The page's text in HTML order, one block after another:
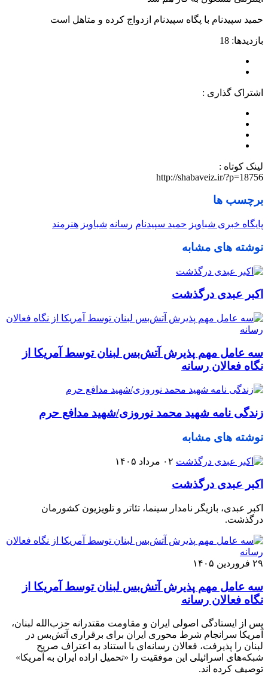
حمید سپیدنام با پگاه سپیدنام ازدواج کرده و متاهل است
بازدیدها: 18
اشتراک گذاری :
لینک کوتاه :
http://shabaveiz.ir/?p=18756
برچسب ها
پایگاه خبری شباویز حمید سپیدنام رسانه شباویز هنرمند
نوشته های مشابه
اکبر عبدی درگذشت
سه عامل مهم پذیرش آتش‌بس لبنان توسط آمریکا از
نگاه فعالان رسانه
زندگی نامه شهید محمد نوروزی/شهید مدافع حرم
نوشته های مشابه
۰۲ مرداد ۱۴۰۵
اکبر عبدی درگذشت
اکبر عبدی، بازیگر نامدار سینما، تئاتر و تلویزیون کشورمان
درگذشت.
۲۹ فروردین ۱۴۰۵
سه عامل مهم پذیرش آتش‌بس لبنان توسط آمریکا از
نگاه فعالان رسانه
پس از ایستادگی اصولی ایران و مقاومت مقتدرانه حزب‌الله لبنان،
آمریکا سرانجام شرط محوری ایران برای برقراری آتش‌بس در
لبنان را پذیرفت، فعالان رسانه‌ای با استناد به اعتراف صریح
شبکه‌های اسرائیلی این موفقیت را «تحمیل اراده ایران به آمریکا»
توصیف کرده اند.